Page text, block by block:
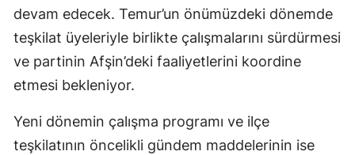
devam edecek. Temur’un önümüzdeki dönemde
teşkilat üyeleriyle birlikte çalışmalarını sürdürmesi
ve partinin Afşin’deki faaliyetlerini koordine
etmesi bekleniyor.
Yeni dönemin çalışma programı ve ilçe
teşkilatının öncelikli gündem maddelerinin ise